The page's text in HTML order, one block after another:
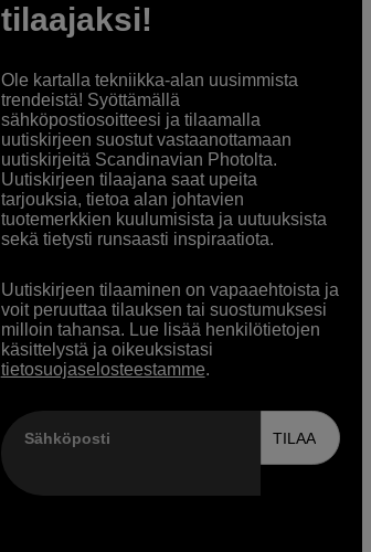
tilaajaksi!
Ole kartalla tekniikka-alan uusimmista
trendeistä! Syöttämällä
sähköpostiosoitteesi ja tilaamalla
uutiskirjeen suostut vastaanottamaan
uutiskirjeitä Scandinavian Photolta.
Uutiskirjeen tilaajana saat upeita
tarjouksia, tietoa alan johtavien
tuotemerkkien kuulumisista ja uutuuksista
sekä tietysti runsaasti inspiraatiota.
Uutiskirjeen tilaaminen on vapaaehtoista ja
voit peruuttaa tilauksen tai suostumuksesi
milloin tahansa. Lue lisää henkilötietojen
käsittelystä ja oikeuksistasi
tietosuojaselosteestamme.
Sähköposti TILAA